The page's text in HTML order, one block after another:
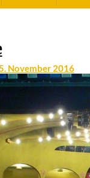
November 2016